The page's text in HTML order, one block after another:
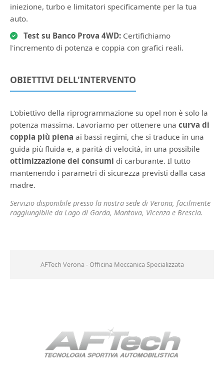
iniezione, turbo e limitatori specificamente per la tua
auto.
Test su Banco Prova 4WD: Certifichiamo
l'incremento di potenza e coppia con grafici reali.
OBIETTIVI DELL'INTERVENTO
L'obiettivo della riprogrammazione su opel non è solo la
potenza massima. Lavoriamo per ottenere una curva di
coppia più piena ai bassi regimi, che si traduce in una
guida più fluida e, a parità di velocità, in una possibile
ottimizzazione dei consumi di carburante. Il tutto
mantenendo i parametri di sicurezza previsti dalla casa
madre.
Servizio disponibile presso la nostra sede di Verona, facilmente
raggiungibile da Lago di Garda, Mantova, Vicenza e Brescia.
AFTech Verona - Officina Meccanica Specializzata